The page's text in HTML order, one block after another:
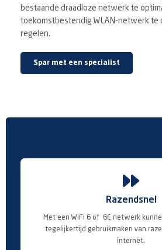
bestaande draadloze netwerk te
toekomstbestendig WLAN-netwerk te
regelen.
Spar met een specialist

Razendsnel
Met een WiFi 6 of 6E netwerk
tegelijkertijd gebruikmaken van
internet.